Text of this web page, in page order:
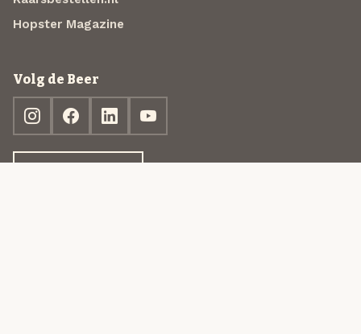
Hopster Magazine
Volg de Beer